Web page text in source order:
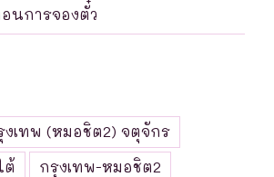
นการจองตั๋ว
งเทพ (หมอชิต2) จตุจักร
ต้
กรุงเทพ-หมอชิต2